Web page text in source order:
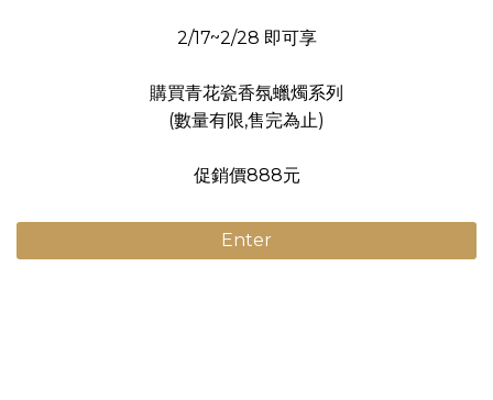
2/17~2/28 即可享
購買青花瓷香氛蠟燭系列
(數量有限,售完為止)
促銷價888元
Enter